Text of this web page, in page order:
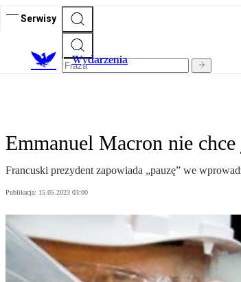
Serwisy
Wydarzenia
Emmanuel Macron nie
Francuski prezydent zapowiada „pauzę” we
Publikacja: 15.05.2023 03:00